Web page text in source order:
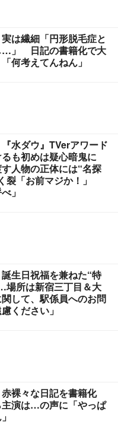
は繊細「円形脱毛症と
…」 日記の書籍化で大
何考えてんねん」
水ダウ』TVerアワード
も初めは疑心暗鬼に
人物の正体には“名探
裂「お前マジか！」
」
生日祝福を兼ねた“特
場所は新宿三丁目＆大
して、駅係員へのお問
ください」
裸々な日記を書籍化
演は…の声に「やっぱ